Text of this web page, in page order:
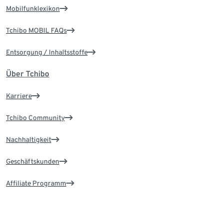
Mobilfunklexikon
Tchibo MOBIL FAQs
Entsorgung / Inhaltsstoffe
Über Tchibo
Karriere
Tchibo Community
Nachhaltigkeit
Geschäftskunden
Affiliate Programm